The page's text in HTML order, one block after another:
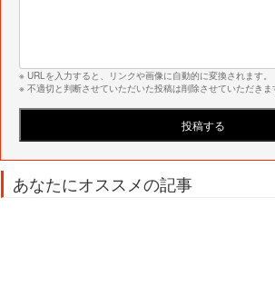
※ URLを入力すると、リンクや画像に自動的に変換されます。
※ 不適切と判断させていただいた投稿は削除させていただきま
あなたにオススメの記事